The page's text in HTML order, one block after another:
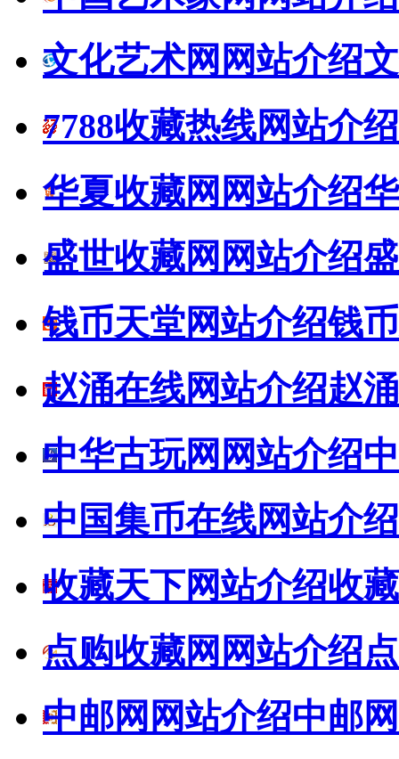
文化艺术网网站介绍
7788收藏热线网站介绍
华夏收藏网网站介绍
盛世收藏网网站介绍
钱币天堂网站介绍钱
赵涌在线网站介绍赵
中华古玩网网站介绍
中国集币在线网站介绍
收藏天下网站介绍收
点购收藏网网站介绍
中邮网网站介绍中邮网